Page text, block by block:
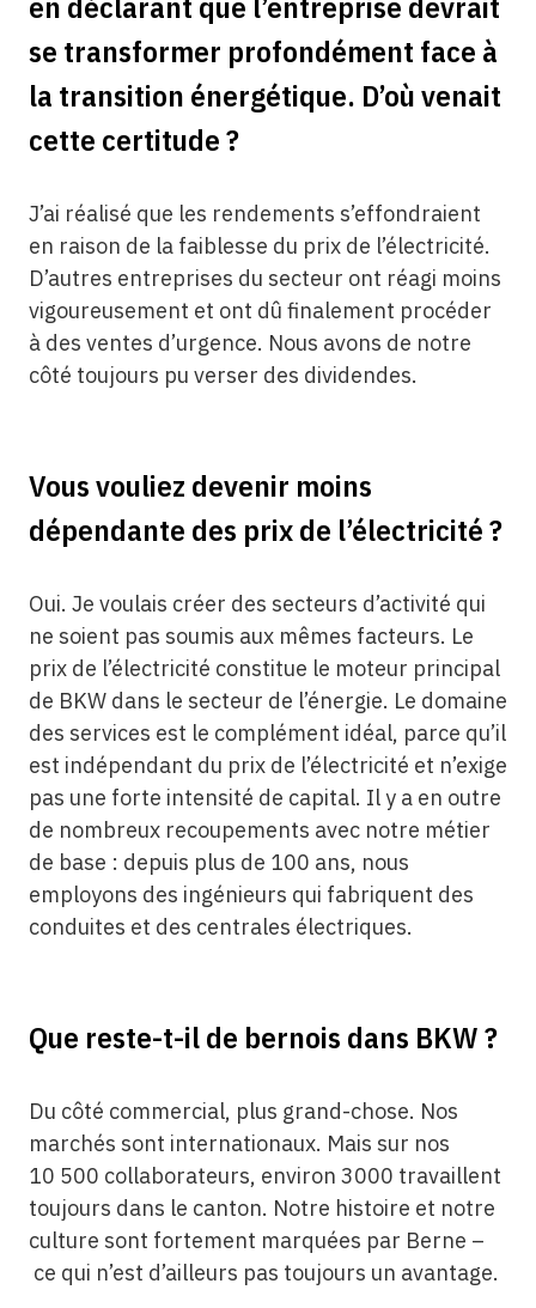
se transformer profondément face à
la transition énergétique. D’où venait
cette certitude ?
J’ai réalisé que les rendements s’effondraient
en raison de la faiblesse du prix de l’électricité.
D’autres entreprises du secteur ont réagi moins
vigoureusement et ont dû finalement procéder
à des ventes d’urgence. Nous avons de notre
côté toujours pu verser des dividendes.
Vous vouliez devenir moins
dépendante des prix de l’électricité ?
Oui. Je voulais créer des secteurs d’activité qui
ne soient pas soumis aux mêmes facteurs. Le
prix de l’électricité constitue le moteur principal
de BKW dans le secteur de l’énergie. Le domaine
des services est le complément idéal, parce qu’il
est indépendant du prix de l’électricité et n’exige
pas une forte intensité de capital. Il y a en outre
de nombreux recoupements avec notre métier
de base : depuis plus de 100 ans, nous
employons des ingénieurs qui fabriquent des
conduites et des centrales électriques.
Que reste-t-il de bernois dans BKW ?
Du côté commercial, plus grand-chose. Nos
marchés sont internationaux. Mais sur nos
10 500 collaborateurs, environ 3000 travaillent
toujours dans le canton. Notre histoire et notre
culture sont fortement marquées par Berne –
ce qui n’est d’ailleurs pas toujours un avantage.